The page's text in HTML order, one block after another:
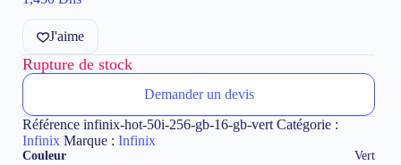
J'aime
Rupture de stock
Demander un devis
Référence infinix-hot-50i-256-gb-16-gb-vert Catégorie :
Infinix Marque : Infinix
Couleur Vert